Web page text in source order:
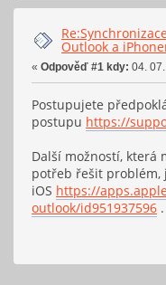
Outlook a
« Odpověď #1 kdy: 04.
Postupujete
postupu https://
Další možností, která
potřeb řešit problém,
iOS https://
outlook/id951937596 .